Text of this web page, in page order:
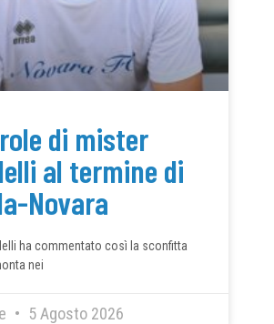
di mister
al termine di
Novara
ha commentato così la sconfitta
nei
5 Agosto 2026